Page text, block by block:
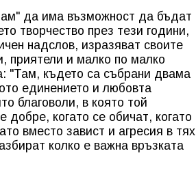
да има възможност да бъдат
творчество през тези години,
надслов, изразяват своите
приятели и малко по малко
"Там, където са събрани двама
единението и любовта
благоволи, в която той
когато се обичат, когато
вместо завист и агресия в тях
колко е важна връзката